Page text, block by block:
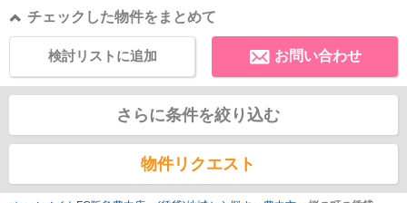
チェックした物件をまとめて
お問い合わせ
検討リストに追加
さらに条件を絞り込む
物件リクエスト